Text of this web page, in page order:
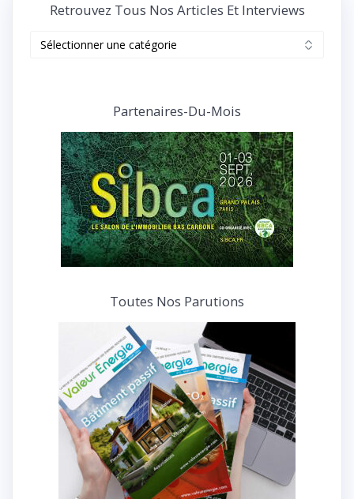
Retrouvez Tous Nos Articles Et Interviews
interviews
Partenaires-Du-Mois
Toutes Nos Parutions